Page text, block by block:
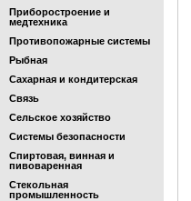
Приборостроение и
медтехника
Противопожарные системы
Рыбная
Сахарная и кондитерская
Связь
Сельское хозяйство
Системы безопасности
Спиртовая, винная и
пивоваренная
Стекольная
промышленность